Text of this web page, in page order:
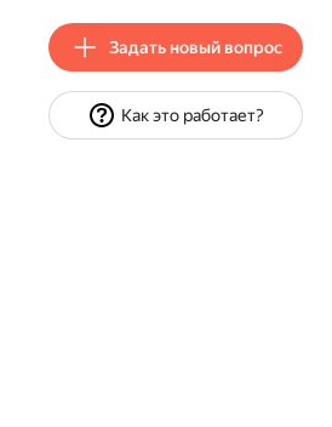
Задать новый вопрос
Как это работает?